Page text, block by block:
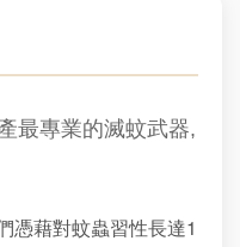
最專業的滅蚊武器,
憑藉對蚊蟲習性長達1